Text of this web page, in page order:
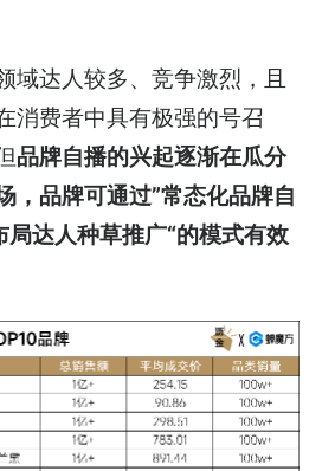
域达人较多、竞争激烈，且
消费者中具有极强的号召
品牌自播的兴起逐渐在瓜分
，品牌可通过”常态化品牌自
达人种草推广“的模式有效